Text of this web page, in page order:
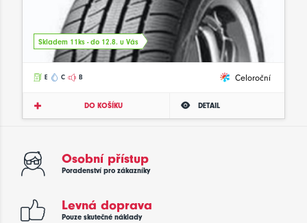
Skladem 11ks - do 12.8. u Vás
E C B Celoroční
DO KOŠÍKU DETAIL
Osobní přístup
Poradenství pro zákazníky
Levná doprava
Pouze skutečné náklady